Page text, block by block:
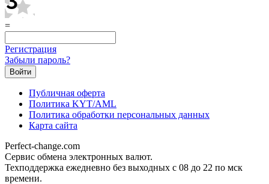
=
Регистрация
Забыли пароль?
Публичная оферта
Политика KYT/AML
Политика обработки персональных данных
Карта сайта
Perfect-change.com
Сервис обмена электронных валют.
Техподдержка ежедневно без выходных с 08 до 22 по мск
времени.